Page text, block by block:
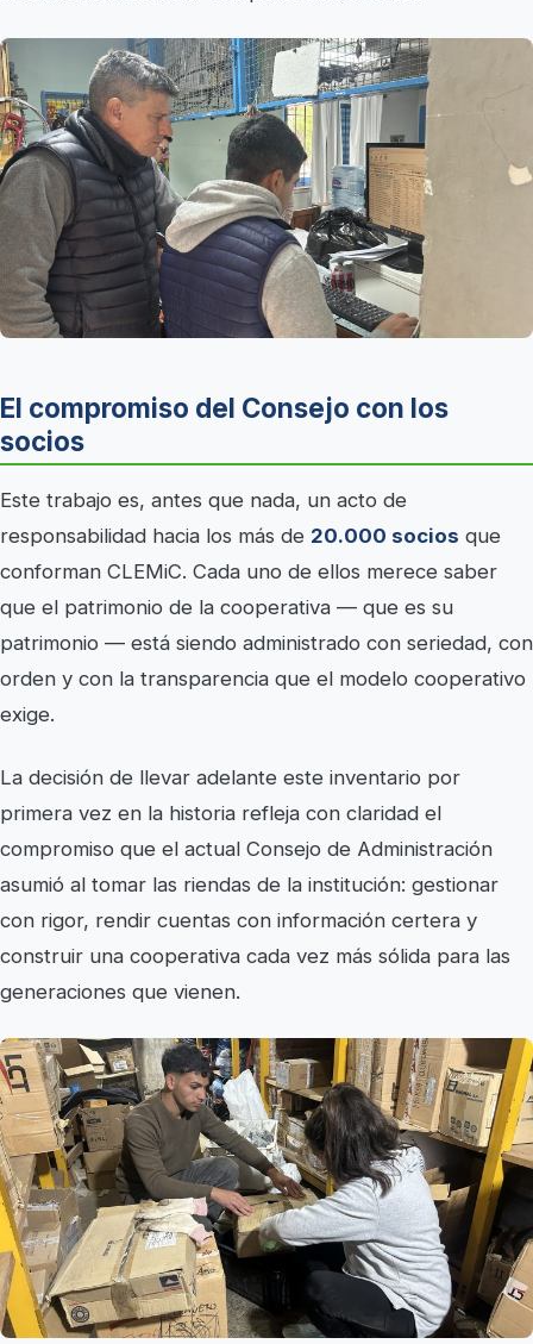
El compromiso del Consejo con los
socios
Este trabajo es, antes que nada, un acto de
responsabilidad hacia los más de 20.000 socios que
conforman CLEMiC. Cada uno de ellos merece saber
que el patrimonio de la cooperativa — que es su
patrimonio — está siendo administrado con seriedad, con
orden y con la transparencia que el modelo cooperativo
exige.
La decisión de llevar adelante este inventario por
primera vez en la historia refleja con claridad el
compromiso que el actual Consejo de Administración
asumió al tomar las riendas de la institución: gestionar
con rigor, rendir cuentas con información certera y
construir una cooperativa cada vez más sólida para las
generaciones que vienen.